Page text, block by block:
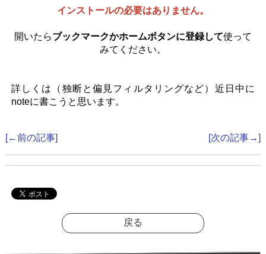
インストールの必要はありません。
開いたらブックマークかホームボタンに登録して使って
みてください。
詳しくは（独断と偏見フィルタリングなど）近日中に
noteに書こうと思います。
[次の記事→]
[←前の記事]
戻る